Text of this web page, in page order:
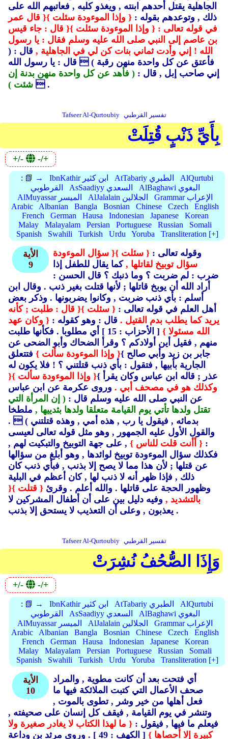
الجاهلية يقتل أحدهم ابنته , ويغذو كلبه , فعاتبهم الله على
ذلك , وتوعدهم بقوله : { وإذا الموءودة سئلت }{ قال عمر
في قوله تعالى : { وإذا الموءودة سئلت }{ قال : جاء قيس
بن عاصم إلى النبي صلى الله عليه وسلم فقال : يا رسول
الله ! إني وأدت ثماني بنات كن لي في الجاهلية , قال : (
فأعتق عن كل واحدة منهن رقبة )  قال : يا رسول الله
إني صاحب إبل , قال : ( فأهد عن كل واحدة منهن بدنة إن
شئت )  .
Tafseer Al-Qurtoubiy تفسير القرطبي
بِأَيِّ ذَنْبٍ قُتِلَتْ
+/- -/+
: 📗 → IbnKathir ابن كثير AtTabariy الطبري
AlQurtubi
القرطوبي
AsSaadiyy السعدي
AlBaghawi البغوي
AlMuyassar الميسر
AlJalalain الجلالين
Grammar الإعراب
Arabic
Albanian Bangla Bosnian Chinese Czech
English
French
German Hausa Indonesian Japanese
Korean
Malay
Malayalam Persian Portuguese Russian
Somali
Spanish
Swahili Turkish Urdu Yoruba Transliteration [+]
الأية
9
وقوله تعالى : { سئلت }{ سؤال الموءودة
سؤال توبيخ لقاتلها ,كما يقال للطفل إذا
ضرب : لم ضربت ؟ وما ذنبك ؟ قال الحسن :
أراد الله أن يوبخ قاتلها ; لأنها قتلت بغير ذنب . وقال ابن
أسلم : بأي ذنب ضربت , وكانوا يضربونها . وذكر بعض
أهل العلم في قوله تعالى : { سئلت }{ قال : طلبت ; كأنه
يريد كما يطلب بدم القتيل . قال : وهو كقوله : { وكان عهد
الله مسئولا } [ الأحزاب : 15 ] أي مطلوبا .
فكأنها طلبت
منهم , فقيل أين أولادكم ؟ وقرأ الضحاك وأبو الضحى عن
جابر بن زيد وأبي صالح }{ وإذا الموءودة سألت } فتتعلق
الجارية بأبيها , فتقول : بأي ذنب قتلتني ؟ ! فلا يكون له
عذر ; قاله ابن عباس وكان يقرأ }{ وإذا الموءودة سألت }{
وكذلك هو في مصحف أبي . وروى عكرمة عن ابن عباس
عن النبي صلى الله عليه وسلم قال : ( إن المرأة التي
تقتل ولدها تأتي يوم القيامة متعلقا ولدها بثدييها , ملطخا
بدمائه , فيقول يا رب , هذه أمي , وهذه قتلتني )  .
والقول الأول عليه الجمهور , وهو مثل قوله تعالى لعيسى
: { أأنت قلت للناس } , على جهة التوبيخ والتبكيت لهم ,
فكذلك سؤال الموءودة توبيخ لوائدها , وهو أبلغ من سؤالها
عن قتلها ; لأن هذا مما لا يصح إلا بذنب , فبأي ذنب كان
ذلك , فإذا ظهر أنه لا ذنب لها ,كان أعظم في البلية
وظهور الحجة على قاتلها . والله أعلم . وقرئ { قتلت }{
بالتشديد , وفيه دليل بين على أن أطفال المشركين لا
يعذبون , وعلى أن التعذيب لا يستحق إلا بذنب .
Tafseer Al-Qurtoubiy تفسير القرطبي
وَإِذَا الصُّحُفُ نُشِرَتْ
+/- -/+
: 📗 → IbnKathir ابن كثير AtTabariy الطبري
AlQurtubi
القرطوبي
AsSaadiyy السعدي
AlBaghawi البغوي
AlMuyassar الميسر
AlJalalain الجلالين
Grammar الإعراب
Arabic
Albanian Bangla Bosnian Chinese Czech
English
French
German Hausa Indonesian Japanese
Korean
Malay
Malayalam Persian Portuguese Russian
Somali
Spanish
Swahili Turkish Urdu Yoruba Transliteration [+]
الأية
10
أي فتحت بعد أن كانت مطوية , والمراد
صحف الأعمال التي كتبت الملائكة فيها ما
فعل أهلها من خير وشر ,تطوى بالموت ,
وتنشر في يوم القيامة , فيقف كل إنسان على صحيفته ,
فيعلم ما فيها , فيقول : { ما لهذا الكتاب لا يغادر صغيرة ولا
كبيرة إلا أحصاها } [ الكهف : 49 ] .
وروى مرثد بن وداعة